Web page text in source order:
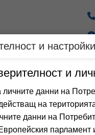
Оферти с
и
и
данни на
на
данни на
парламент